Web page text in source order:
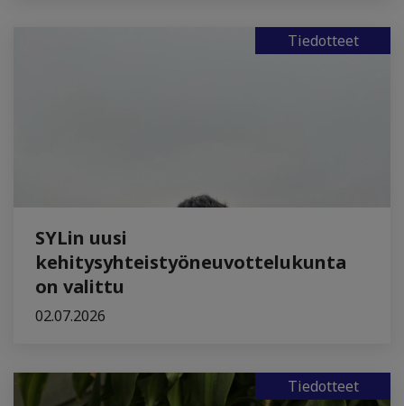
Tiedotteet
SYLin uusi
kehitysyhteistyöneuvottelukunta
on valittu
02.07.2026
Tiedotteet